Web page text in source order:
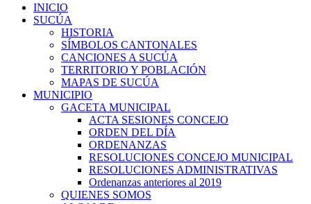
INICIO
SUCÚA
HISTORIA
SÍMBOLOS CANTONALES
CANCIONES A SUCÚA
TERRITORIO Y POBLACIÓN
MAPAS DE SUCÚA
MUNICIPIO
GACETA MUNICIPAL
ACTA SESIONES CONCEJO
ORDEN DEL DÍA
ORDENANZAS
RESOLUCIONES CONCEJO MUNICIPAL
RESOLUCIONES ADMINISTRATIVAS
Ordenanzas anteriores al 2019
QUIENES SOMOS